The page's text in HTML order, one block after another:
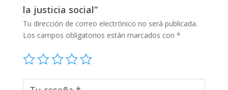
la justicia social”
Tu dirección de correo electrónico no será publicada.
Los campos obligatorios están marcados con *